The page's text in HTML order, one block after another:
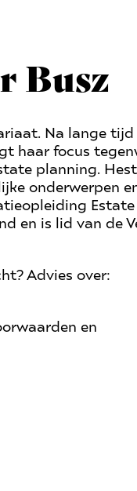
Busz
Na lange tijd
haar focus
planning.
onderwerpen
en is lid van de
Advies over:
en